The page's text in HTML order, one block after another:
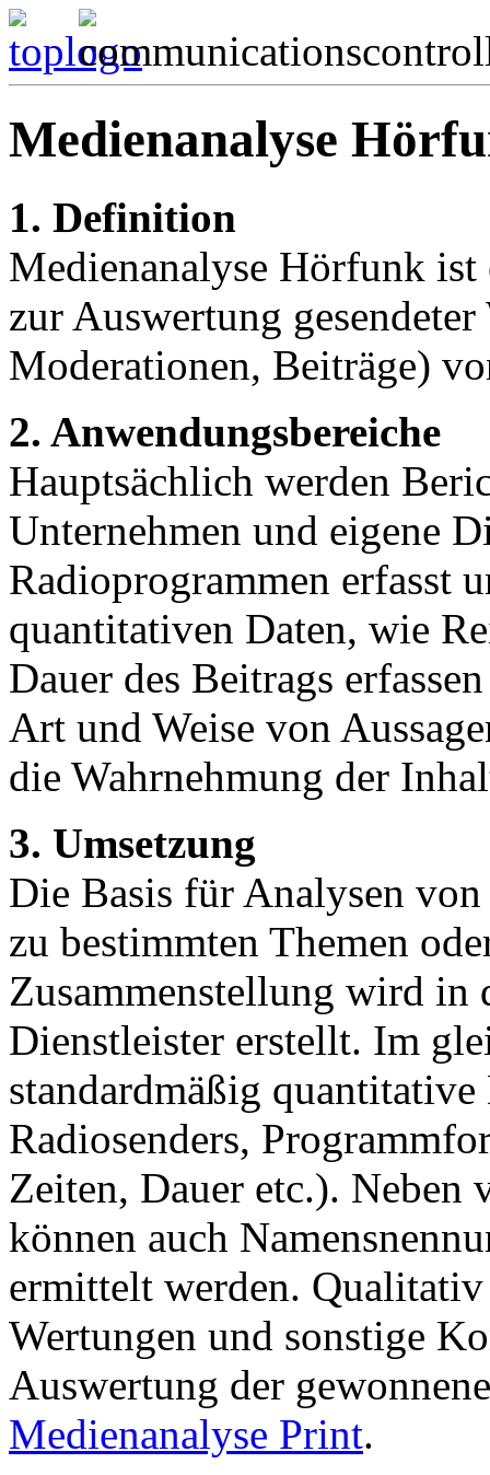
Medienanalyse
1. Definition
Medienanalyse Hörfunk ist
zur Auswertung
Moderationen, Beiträge)
2. Anwendungsbereiche
Hauptsächlich werden
Unternehmen und eigene
Radioprogrammen erfasst
quantitativen Daten, wie
Dauer des Beitrags
Art und Weise von
die Wahrnehmung der
3. Umsetzung
Die Basis für Analysen
zu bestimmten Themen
Zusammenstellung wird in
Dienstleister erstellt. Im
standardmäßig
Radiosenders,
Zeiten, Dauer etc.). Neben
können auch
ermittelt werden.
Wertungen und sonstige
Auswertung der
Medienanalyse Print.